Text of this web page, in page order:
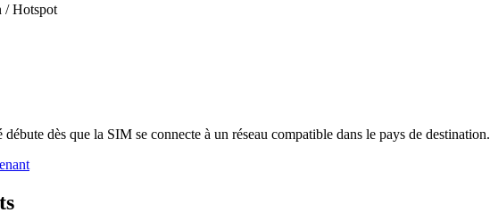
/ Hotspot
dès que la SIM se connecte à un réseau compatible dans le pays de destination.